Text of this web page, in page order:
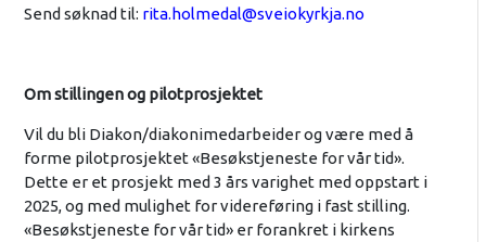
Send søknad til: rita.holmedal@sveiokyrkja.no
Om stillingen og pilotprosjektet
Vil du bli Diakon/diakonimedarbeider og være med å
forme pilotprosjektet «Besøkstjeneste for vår tid».
Dette er et prosjekt med 3 års varighet med oppstart i
2025, og med mulighet for videreføring i fast stilling.
«Besøkstjeneste for vår tid» er forankret i kirkens